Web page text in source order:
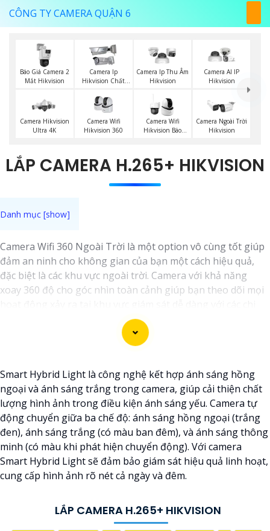
CÔNG TY CAMERA QUẬN 6
Báo Giá Camera 2
Mắt Hikvision
Camera Ip
Hikvision Chất
Camera Ip Thu Âm
Hikvision
Camera AI IP
Hikvision
Camera Hikvision
Ultra 4K
Camera Wifi
Hikvision 360
Camera Wifi
Hikvision Báo
Camera Ngoài Trời
Hikvision
LẮP CAMERA H.265+ HIKVISION
Camera Wifi 360 Ngoài Trời là một option vô cùng tốt giúp
đảm an ninh cho không gian của bạn một cách hiệu quả,
đặc biệt là các khu vực ngoài trời. Camera với khả năng
xoay 360 độ cho góc nhìn toàn cảnh giúp bạn theo dõi mọi
tiết trong khung hình sẽ được thể hiện rõ ràng.
Camera được thiết kế chắc chắn, chống nước và chống bụi
tiết. ️Với camera wifi 360 ngoài trời, bạn có thể yên tâm mà
không cần lo lắng về việc bị xâm nhập hoặc mất trội tài sản.
Smart Hybrid Light là công nghệ kết hợp ánh sáng hồng
ngoại và ánh sáng trắng trong camera, giúp cải thiện chất
lượng hình ảnh trong điều kiện ánh sáng yếu. Camera tự
động chuyển giữa ba chế độ: ánh sáng hồng ngoại (trắng
đen), ánh sáng trắng (có màu ban đêm), và ánh sáng thông
minh (có màu khi phát hiện chuyển động). Với camera
Smart Hybrid Light sẽ đảm bảo giám sát hiệu quả linh hoạt,
cung cấp hình ảnh rõ nét cả ngày và đêm.
LẮP CAMERA H.265+ HIKVISION